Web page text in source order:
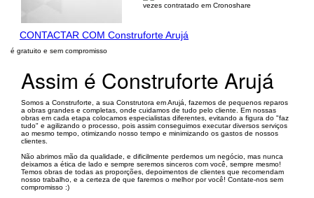
vezes contratado em Cronoshare
CONTACTAR COM Construforte Arujá
é gratuito e sem compromisso
Assim é Construforte Arujá
Somos a Construforte, a sua Construtora em Arujá, fazemos de pequenos reparos
a obras grandes e completas, onde cuidamos de tudo pelo cliente. Em nossas
obras em cada etapa colocamos especialistas diferentes, evitando a figura do "faz
tudo" e agilizando o processo, pois assim conseguimos executar diversos serviços
ao mesmo tempo, otimizando nosso tempo e minimizando os gastos de nossos
clientes.
Não abrimos mão da qualidade, e dificilmente perdemos um negócio, mas nunca
deixamos a ética de lado e sempre seremos sinceros com você, sempre mesmo!
Temos obras de todas as proporções, depoimentos de clientes que recomendam
nosso trabalho, e a certeza de que faremos o melhor por você! Contate-nos sem
compromisso :)